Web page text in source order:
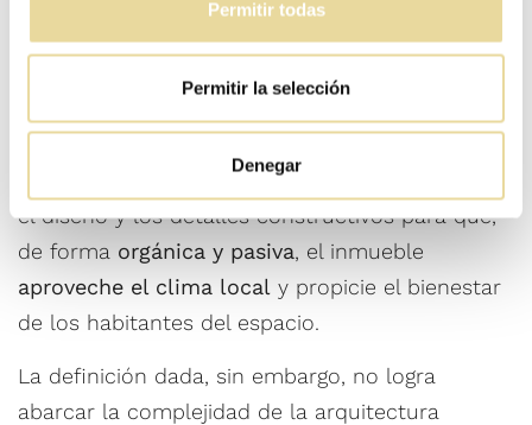
Permitir todas
Permitir la selección
Denegar
bioclimática?
a través de la selección de materiales
el diseño y los detalles constructivos para que,
de forma orgánica y pasiva, el inmueble
aproveche el clima local y propicie el bienestar
de los habitantes del espacio.
La definición dada, sin embargo, no logra
abarcar la complejidad de la arquitectura